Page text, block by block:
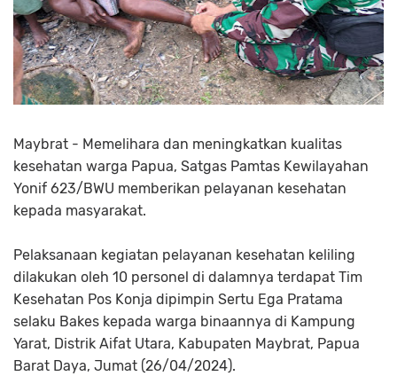
Maybrat - Memelihara dan meningkatkan kualitas
kesehatan warga Papua, Satgas Pamtas Kewilayahan
Yonif 623/BWU memberikan pelayanan kesehatan
kepada masyarakat.
Pelaksanaan kegiatan pelayanan kesehatan keliling
dilakukan oleh 10 personel di dalamnya terdapat Tim
Kesehatan Pos Konja dipimpin Sertu Ega Pratama
selaku Bakes kepada warga binaannya di Kampung
Yarat, Distrik Aifat Utara, Kabupaten Maybrat, Papua
Barat Daya, Jumat (26/04/2024).